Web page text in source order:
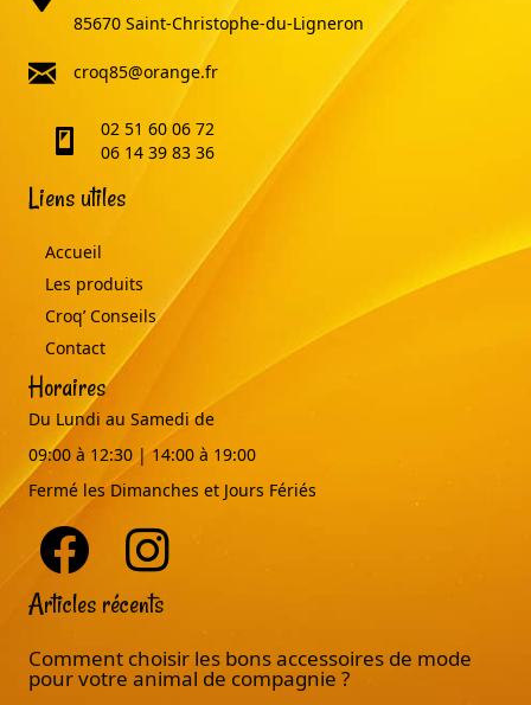
85670 Saint-Christophe-du-Ligneron
email
croq85@orange.fr
telephone02 51 60 06 72
06 14 39 83 36
Liens utiles
Accueil
Les produits
Croq’ Conseils
Contact
Horaires
Du Lundi au Samedi de
09:00 à 12:30 | 14:00 à 19:00
Fermé les Dimanches et Jours Fériés
Articles récents
Comment choisir les bons accessoires de mode
pour votre animal de compagnie ?